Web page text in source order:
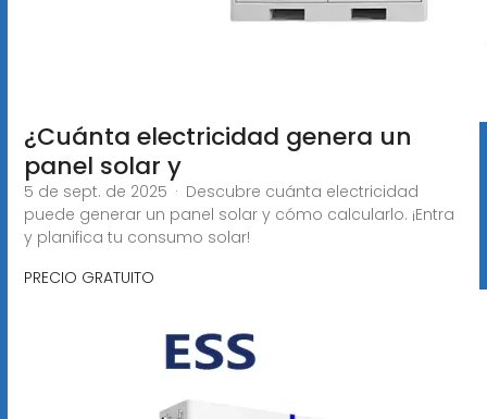
¿Cuánta electricidad genera un
panel solar y
5 de sept. de 2025 · Descubre cuánta electricidad
puede generar un panel solar y cómo calcularlo. ¡Entra
y planifica tu consumo solar!
PRECIO GRATUITO